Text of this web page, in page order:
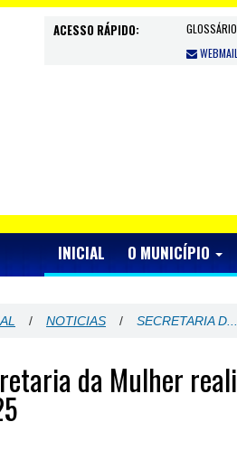
ACESSO RÁPIDO: GLOSSÁRIO
WEBMAIL
INICIAL O MUNICÍPIO
/ NOTICIAS / SECRETARIA D...
da Mulher